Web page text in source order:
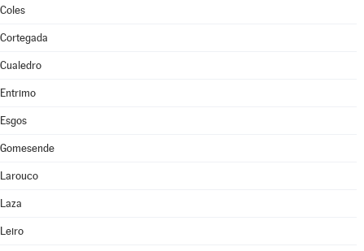
Coles
Cortegada
Cualedro
Entrimo
Esgos
Gomesende
Larouco
Laza
Leiro